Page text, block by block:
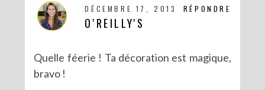
RÉPONDRE
DÉCEMBRE 17, 2013
O'REILLY'S
Quelle féerie ! Ta décoration est magique,
bravo !